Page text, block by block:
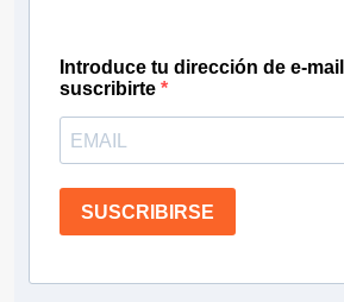
Introduce tu dirección de e-
suscribirte
SUSCRIBIRSE